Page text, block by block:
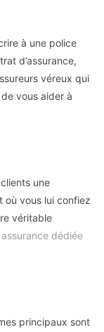
à une police
d’assurance,
véreux qui
vous aider à
une
où vous lui confiez
véritable
dédiée
principaux sont